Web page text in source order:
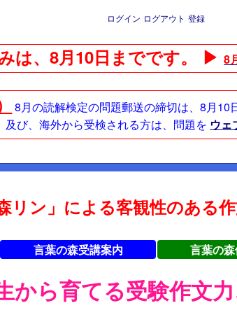
ログイン ログアウト 登録
は、8月10日までです。 ▶8
8月の読解検定の問題郵送の締切は、8月10
び、海外から受検される方は、問題を ウェ
リン」による客観性のある
言葉の森受講案内 言葉の
から育てる受験作文